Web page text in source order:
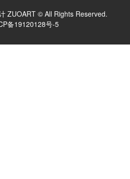
ZUOART © All Rights Reserved.
备19120128号-5